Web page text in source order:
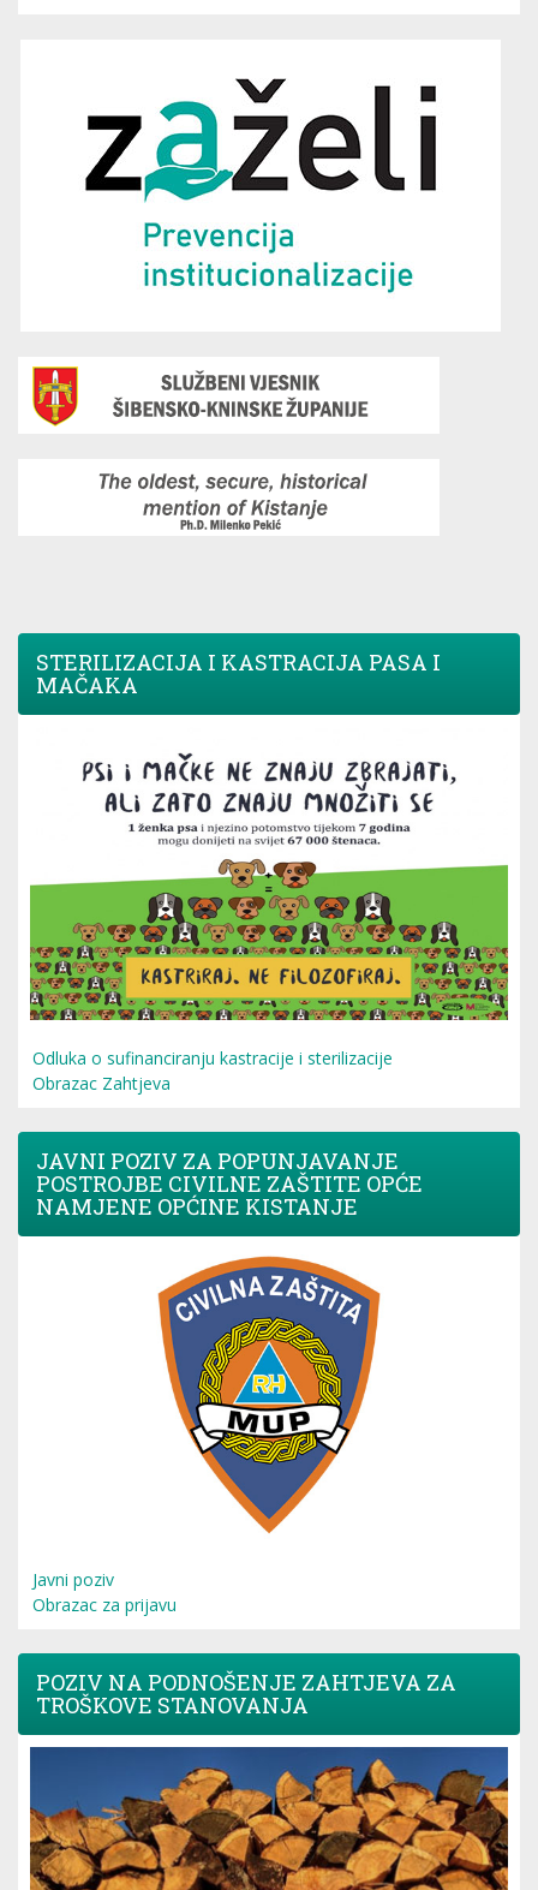
STERILIZACIJA I KASTRACIJA PASA I
MAČAKA
Odluka o sufinanciranju kastracije i sterilizacije
Obrazac Zahtjeva
JAVNI POZIV ZA POPUNJAVANJE
POSTROJBE CIVILNE ZAŠTITE OPĆE
NAMJENE OPĆINE KISTANJE
Javni poziv
Obrazac za prijavu
POZIV NA PODNOŠENJE ZAHTJEVA ZA
TROŠKOVE STANOVANJA